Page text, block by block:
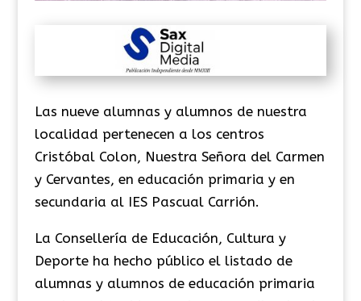
Las nueve alumnas y alumnos de nuestra
localidad pertenecen a los centros
Cristóbal Colon, Nuestra Señora del Carmen
y Cervantes, en educación primaria y en
secundaria al IES Pascual Carrión.
La Consellería de Educación, Cultura y
Deporte ha hecho público el listado de
alumnas y alumnos de educación primaria